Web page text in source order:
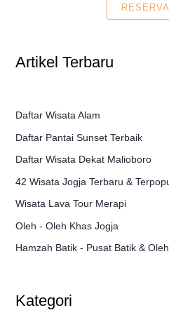
Artikel Terbaru
Daftar Wisata Alam
Daftar Pantai Sunset Terbaik
Daftar Wisata Dekat Malioboro
42 Wisata Jogja Terbaru &
Wisata Lava Tour Merapi
Oleh - Oleh Khas Jogja
Hamzah Batik - Pusat Batik &
Kategori